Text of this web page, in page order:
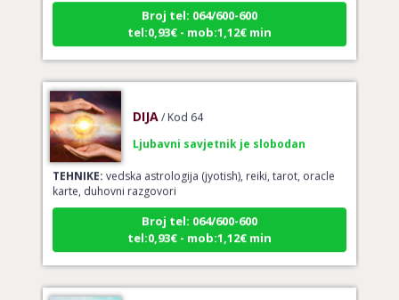
Broj tel: 064/600-600
tel:0,93€ - mob:1,12€ min
/ Kod 64
Ljubavni savjetnik je slobodan
TEHNIKE:vedska astrologija (jyotish), reiki, tarot, oracle
karte, duhovni razgovori
Broj tel: 064/600-600
tel:0,93€ - mob:1,12€ min